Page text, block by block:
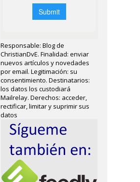
Responsable: Blog de
ChristianDvE. Finalidad: enviar
nuevos artículos y novedades
por email. Legitimación: su
consentimiento. Destinatarios:
los datos los custodiará
Mailrelay. Derechos: acceder,
rectificar, limitar y suprimir sus
datos